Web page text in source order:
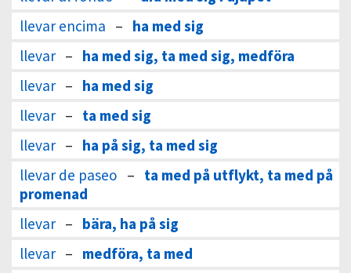
llevar encima – ha med sig
llevar – ha med sig, ta med sig, medföra
llevar – ha med sig
llevar – ta med sig
llevar – ha på sig, ta med sig
llevar de paseo – ta med på utflykt, ta med på
promenad
llevar – bära, ha på sig
llevar – medföra, ta med